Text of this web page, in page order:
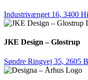
Industrivænget 16, 3400
JKE Design – Glostrup
Søndre Ringvej 35, 2605